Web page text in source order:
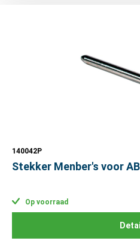
140042P
Stekker Menber's voor
Op voorraad